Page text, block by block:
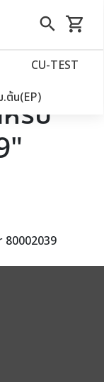
close
search
Skip
to
shopping_cart
รถเข็น
CU‑TEST
.ต้น(EP)
รับ